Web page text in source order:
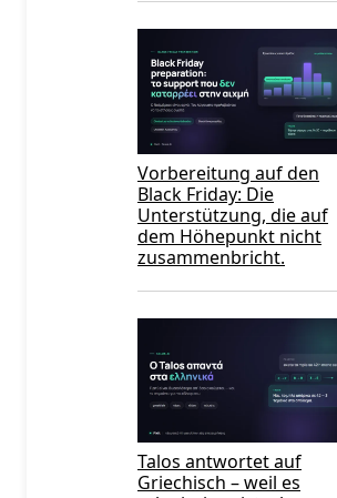
Vorbereitung auf den
Black Friday: Die
Unterstützung, die auf
dem Höhepunkt nicht
zusammenbricht.
Talos antwortet auf
Griechisch – weil es